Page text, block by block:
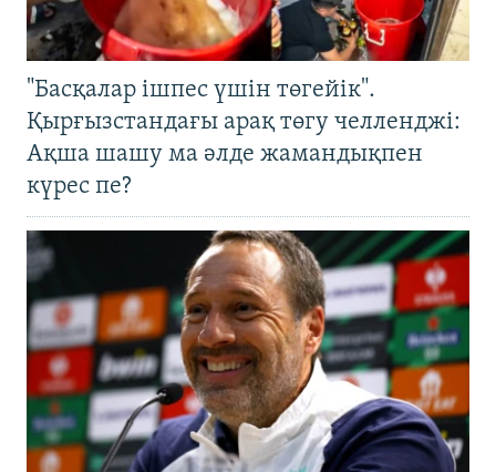
"Басқалар ішпес үшін төгейік".
Қырғызстандағы арақ төгу челленджі:
Ақша шашу ма әлде жамандықпен
күрес пе?